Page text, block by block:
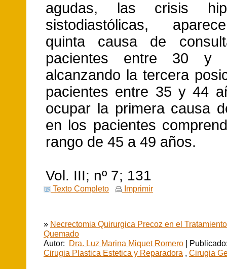
agudas, las crisis
sistodiastólicas,
quinta causa de
pacientes entre 30 y
alcanzando la tercera
pacientes entre 35 y 44
ocupar la primera causa
en los pacientes
rango de 45 a 49 años.
Vol. III; nº 7; 131
Texto Completo Imprimir
» Necrectomia Quirurgica Precoz en el
Quemado
Autor: Dra. Luz Marina Miquet Romero |
Cirugia Plastica Estetica y Reparadora , Cirugia